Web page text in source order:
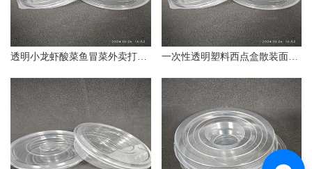
透明小龙虾酸菜鱼冒菜外卖打包盒 一次性透明塑料西点盒散装面包蛋糕包装盒圆形一次性餐盒